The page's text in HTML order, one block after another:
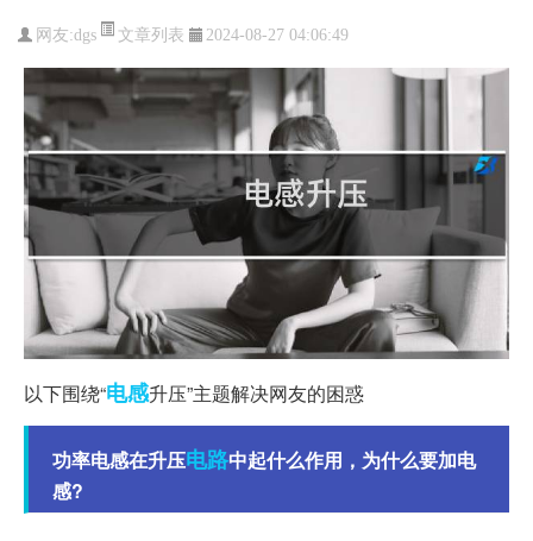
网友:dgs 文章列表 2024-08-27 04:06:49
以下围绕“电感升压”主题解决网友的困惑
功率电感在升压电路中起什么作用，为什么要加电
感?